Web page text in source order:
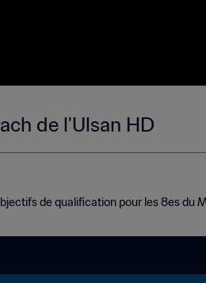
de l'Ulsan HD
de qualification pour les 8es du